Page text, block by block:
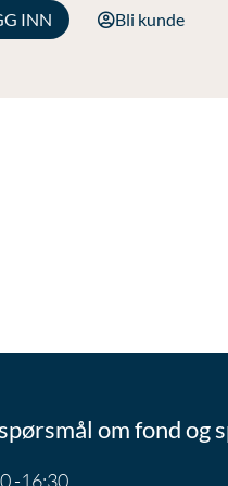
INN Bli kunde
om fond og
-16:30